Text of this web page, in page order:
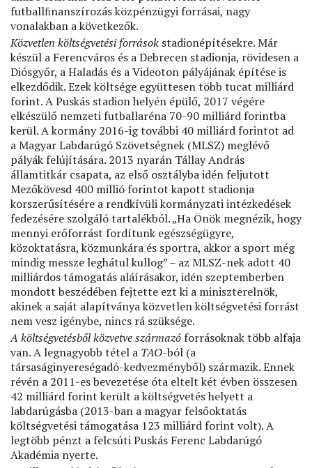
futballﬁnanszírozás közpénzügyi forrásai, nagy
vonalakban a következők.
Közvetlen költségvetési források stadionépítésekre. Már
készül a Ferencváros és a Debrecen stadionja, rövidesen a
Diósgyőr, a Haladás és a Videoton pályájának építése is
elkezdődik. Ezek költsége együttesen több tucat milliárd
forint. A Puskás stadion helyén épülő, 2017 végére
elkészülő nemzeti futballaréna 70-90 milliárd forintba
kerül. A kormány 2016-ig további 40 milliárd forintot ad
a Magyar Labdarúgó Szövetségnek (MLSZ) meglévő
pályák felújítására. 2013 nyarán Tállay András
államtitkár csapata, az első osztályba idén feljutott
Mezőkövesd 400 millió forintot kapott stadionja
korszerűsítésére a rendkívüli kormányzati intézkedések
fedezésére szolgáló tartalékból. „Ha Önök megnézik, hogy
mennyi erőforrást fordítunk egészségügyre,
közoktatásra, közmunkára és sportra, akkor a sport még
mindig messze leghátul kullog” – az MLSZ-nek adott 40
milliárdos támogatás aláírásakor, idén szeptemberben
mondott beszédében fejtette ezt ki a miniszterelnök,
akinek a saját alapítványa közvetlen költségvetési forrást
nem vesz igénybe, nincs rá szüksége.
A költségvetésből közvetve származó forrásoknak több alfaja
van. A legnagyobb tétel a TAO-ból (a
társaságinyereségadó-kedvezményből) származik. Ennek
révén a 2011-es bevezetése óta eltelt két évben összesen
42 milliárd forint került a költségvetés helyett a
labdarúgásba (2013-ban a magyar felsőoktatás
költségvetési támogatása 123 milliárd forint volt). A
legtöbb pénzt a felcsúti Puskás Ferenc Labdarúgó
Akadémia nyerte.